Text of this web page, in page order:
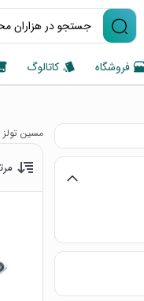
فروشگاه کاتالوگ
مسین تولز